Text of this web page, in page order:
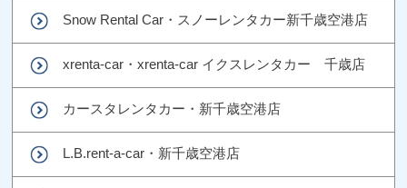
Snow Rental Car・スノーレンタカー新千歳空港店
xrenta-car・xrenta-car イクスレンタカー 千歳店
カースタレンタカー・新千歳空港店
L.B.rent-a-car・新千歳空港店